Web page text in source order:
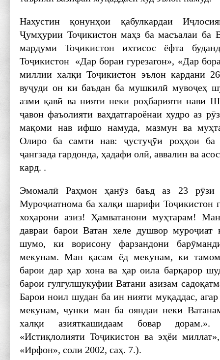
Нахустин қонунҳои қабулкардаи
Ҷумҳурии Тоҷикистон маҳз ба масъалаи ба
мардуми Тоҷикистон ихтисос ёфта
Тоҷикистон «Дар бораи гурезагон», «Дар
миллии халқи Тоҷикистон эълон кардани
вуҷуди он ки баъдан ба мушкилӣ мувоҷеҳ
азми қавӣ ва нияти неки роҳбарияти нави
ҷавон фаъолияти ваҳдатгароёнаи худро аз
мақоми нав ифшо намуда, мазмун ва
Олиро ба самти нав: ҷустуҷӯи роҳҳои ба
ҷангзада гардонда, ҳадафи олӣ, аввалин ва
кард. .
Эмомалӣ Раҳмон ҳанӯз баъд аз 23 рӯзи
Муроҷиатнома ба халқи шарифи Тоҷикистон
хоҳарони азиз! Ҳамватанони муҳтарам!
давраи барои Ватан хеле душвор муроҷиат
шумо, ки ворисону фарзандони
мекунам. Ман қасам ёд мекунам, ки
барои дар ҳар хона ва ҳар оила барқарор
барои гулгулшукуфии Ватани азизам
Барои ноил шудан ба ин нияти муқаддас,
мекунам, чунки ман ба ояндаи неки
халқи азияткашидаам бовар
«Истиқлолияти Тоҷикистон ва эҳёи
«Ирфон», соли 2002, саҳ. 7.).